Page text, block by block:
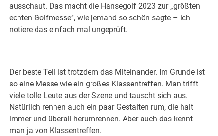
ausschaut. Das macht die Hansegolf 2023 zur „größten
echten Golfmesse“, wie jemand so schön sagte – ich
notiere das einfach mal ungeprüft.
Der beste Teil ist trotzdem das Miteinander. Im Grunde ist
so eine Messe wie ein großes Klassentreffen. Man trifft
viele tolle Leute aus der Szene und tauscht sich aus.
Natürlich rennen auch ein paar Gestalten rum, die halt
immer und überall herumrennen. Aber auch das kennt
man ja von Klassentreffen.